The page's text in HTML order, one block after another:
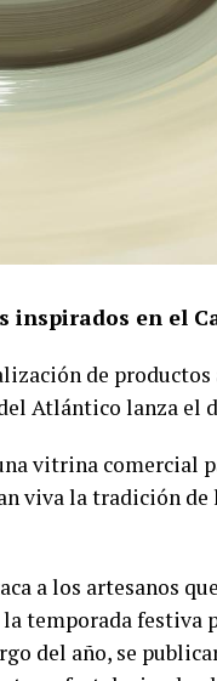
inspirados en el
de
Atlántico lanza el
vitrina comercial
viva la tradición de
a los artesanos
temporada
del año, se